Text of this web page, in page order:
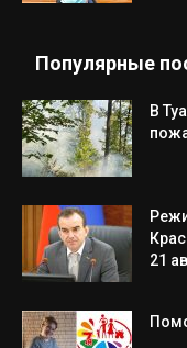
Популярные
В
21